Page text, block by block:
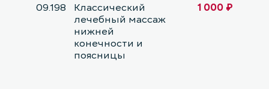
09.198
Классический
лечебный массаж
нижней
конечности и
поясницы
1 000 ₽